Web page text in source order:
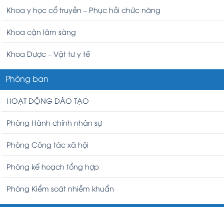
Khoa y học cổ truyền – Phục hồi chức năng
Khoa cận lâm sàng
Khoa Dược – Vật tư y tế
Phòng ban
HOẠT ĐỘNG ĐÀO TẠO
Phòng Hành chính nhân sự
Phòng Công tác xã hội
Phòng kế hoạch tổng hợp
Phòng Kiểm soát nhiễm khuẩn